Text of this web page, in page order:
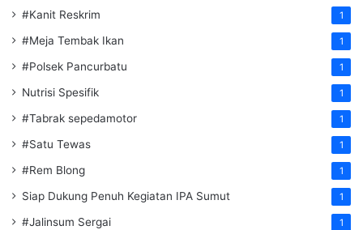
#Kanit Reskrim 1
#Meja Tembak Ikan 1
#Polsek Pancurbatu 1
Nutrisi Spesifik 1
#Tabrak sepedamotor 1
#Satu Tewas 1
#Rem Blong 1
Siap Dukung Penuh Kegiatan IPA Sumut 1
#Jalinsum Sergai 1